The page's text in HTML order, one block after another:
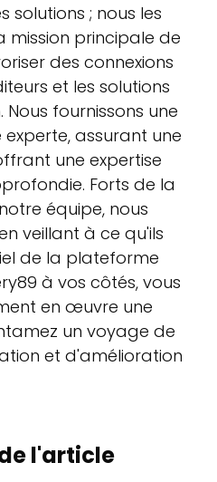
solutions ; nous les
mission principale de
des connexions
et les solutions
fournissons une
assurant une
une expertise
Forts de la
équipe, nous
veillant à ce qu'ils
de la plateforme
à vos côtés, vous
en œuvre une
un voyage de
et d'amélioration
l'article